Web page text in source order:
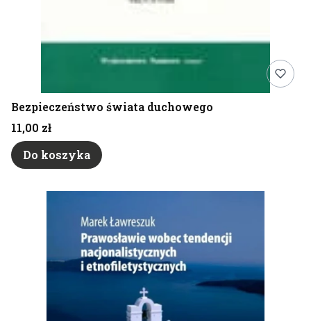
Bezpieczeństwo świata duchowego
Cena
11,00 zł
Do koszyka